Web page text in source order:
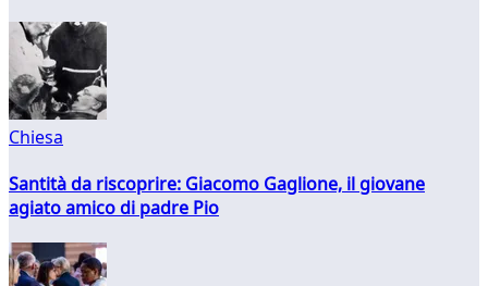
Chiesa
Santità da riscoprire: Giacomo Gaglione, il giovane
agiato amico di padre Pio